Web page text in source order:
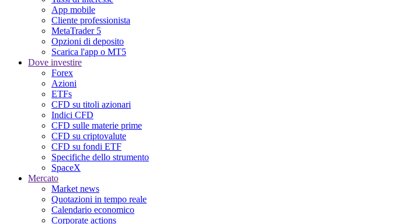
App mobile
Cliente professionista
MetaTrader 5
Opzioni di deposito
Scarica l'app o MT5
Dove investire
Forex
Azioni
ETFs
CFD su titoli azionari
Indici CFD
CFD sulle materie prime
CFD su criptovalute
CFD su fondi ETF
Specifiche dello strumento
SpaceX
Mercato
Market news
Quotazioni in tempo reale
Calendario economico
Corporate actions